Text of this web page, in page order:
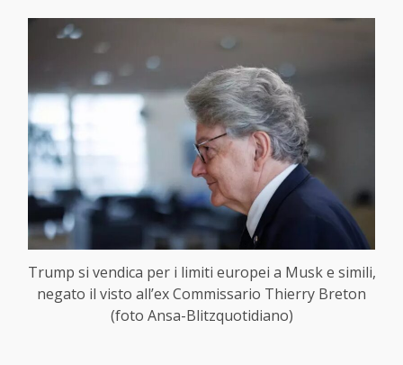
Trump si vendica per i limiti europei a Musk e simili,
negato il visto all’ex Commissario Thierry Breton
(foto Ansa-Blitzquotidiano)